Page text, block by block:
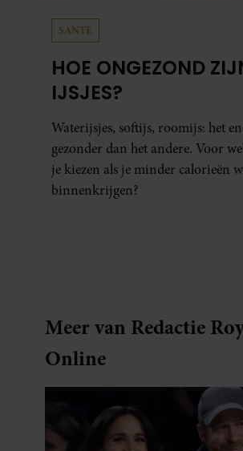
SANTE
HOE ONGEZOND
IJSJES?
Waterijsjes, softijs, roomijs: het
gezonder dan het andere. Voor
je kiezen als je minder calorieën
binnenkrijgen?
Meer van Redactie
Online